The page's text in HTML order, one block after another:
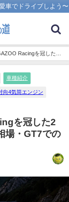
車でドライブしよう〜
Racingを冠した2
車種紹介
向4気筒エンジン
を冠した2
場・GT7での